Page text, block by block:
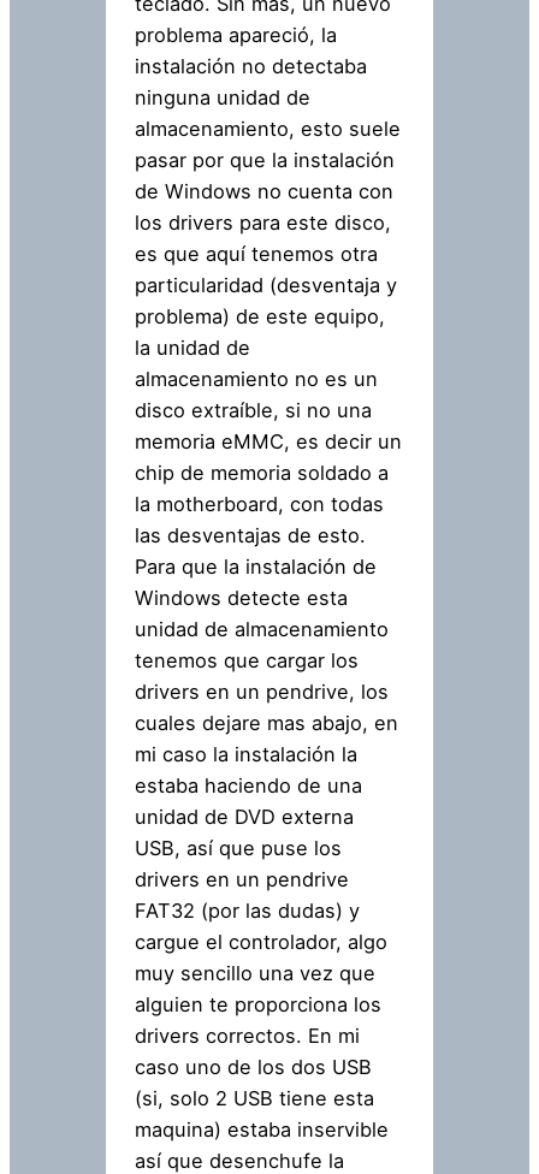
problema apareció, la
instalación no detectaba
ninguna unidad de
almacenamiento, esto suele
pasar por que la instalación
de Windows no cuenta con
los drivers para este disco,
es que aquí tenemos otra
particularidad (desventaja y
problema) de este equipo,
la unidad de
almacenamiento no es un
disco extraíble, si no una
memoria eMMC, es decir un
chip de memoria soldado a
la motherboard, con todas
las desventajas de esto.
Para que la instalación de
Windows detecte esta
unidad de almacenamiento
tenemos que cargar los
drivers en un pendrive, los
cuales dejare mas abajo, en
mi caso la instalación la
estaba haciendo de una
unidad de DVD externa
USB, así que puse los
drivers en un pendrive
FAT32 (por las dudas) y
cargue el controlador, algo
muy sencillo una vez que
alguien te proporciona los
drivers correctos. En mi
caso uno de los dos USB
(si, solo 2 USB tiene esta
maquina) estaba inservible
así que desenchufe la